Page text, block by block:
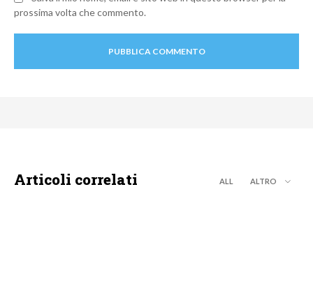
prossima volta che commento.
Articoli correlati ALL ALTRO